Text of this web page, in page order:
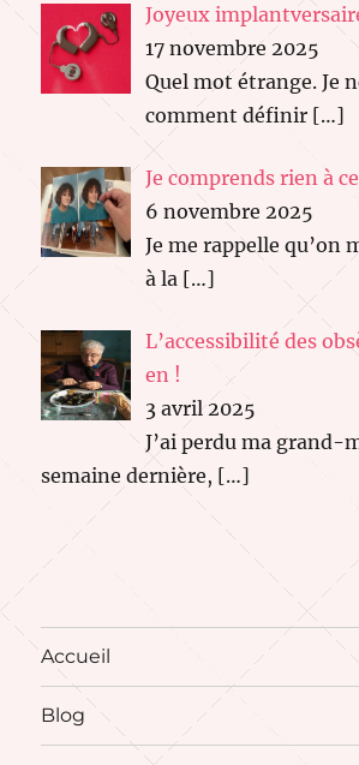
Joyeux
17 novembre 2025
Quel mot étrange. Je
comment définir […]
Je comprends rien à
6 novembre 2025
Je me rappelle qu’on
à la […]
L’accessibilité des
en !
3 avril 2025
J’ai perdu ma grand-
semaine dernière, […]
Accueil
Blog